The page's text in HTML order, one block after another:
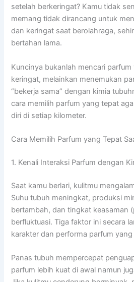
setelah berkeringat? Kamu tidak
memang tidak dirancang untuk
dan keringat saat berolahraga,
bertahan lama.
Kuncinya bukanlah mencari parfum
keringat, melainkan menemukan
“bekerja sama” dengan kimia
cara memilih parfum yang tepat
diri di setiap kilometer.
Cara Memilih Parfum yang Tepat
1. Kenali Interaksi Parfum dengan
Saat kamu berlari, kulitmu
Suhu tubuh meningkat, produksi
bertambah, dan tingkat keasaman
berfluktuasi. Tiga faktor ini secara
karakter dan performa parfum
Panas tubuh mempercepat
parfum lebih kuat di awal namun